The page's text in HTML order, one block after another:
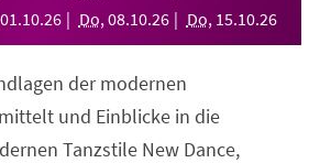
01 .10.26 Do, 08.10.26 Do, 15.10.26
der modernen
und Einblicke in die
Tanzstile New Dance,